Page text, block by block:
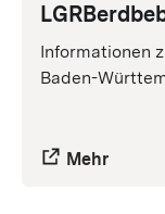
LGRB
Informationen
Baden-
Mehr